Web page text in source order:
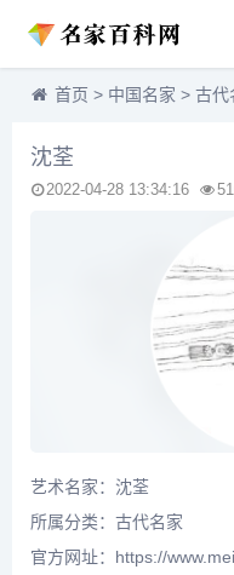
首页 > 中国名家 > 古代
沈荃
2022-04-28 13:34:16
艺术名家：沈荃
所属分类： 古代名家
官方网址：https://